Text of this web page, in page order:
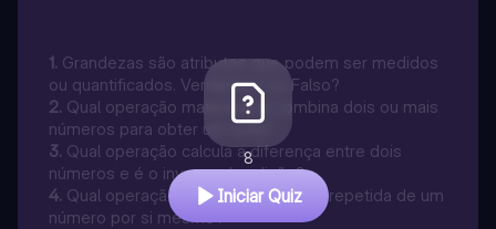
1. Grandezas são atributos que podem ser medidos
ou quantificados. Verdadeiro ou Falso?
2. Qual operação matemática combina dois ou mais
números para obter um total?
3. Qual operação calcula a diferença entre dois
números e é o inverso da adição?
4. Qual operação representa a soma repetida de um
número por si mesmo?
8
Iniciar Quiz